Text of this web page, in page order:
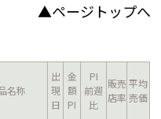
▲ページトップへ
名称
出
現
日
金
額
PI
PI
前週
比
販売
店率
平均
売価